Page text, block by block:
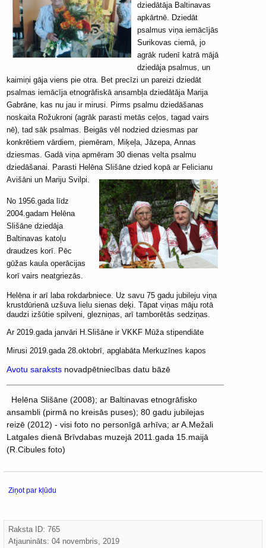
dziedātāja Baltinavas
apkārtnē. Dziedāt
psalmus viņa iemācījās
Surikovas ciemā, jo
agrāk rudenī katrā mājā
dziedāja psalmus, un
kaimiņi gāja viens pie otra. Bet precīzi un pareizi dziedāt
psalmas iemācīja etnogrāfiskā ansambļa dziedātāja Marija
Gabrāne, kas nu jau ir mirusi. Pirms psalmu dziedāšanas
noskaita Rožukroni (agrāk parasti metās ceļos, tagad vairs
nē), tad sāk psalmas. Beigās vēl nodzied dziesmas par
konkrētiem vārdiem, piemēram, Miķeļa, Jāzepa, Annas
dziesmas. Gadā viņa apmēram 30 dienas velta psalmu
dziedāšanai. Parasti Helēna Slišāne dzied kopā ar Felicianu
Avišāni un Mariju Svilpi.
No 1956.gada līdz
2004.gadam Helēna
Slišāne dziedāja
Baltinavas katoļu
draudzes korī. Pēc
gūžas kaula operācijas
korī vairs neatgriezās.
Helēna ir arī laba rokdarbniece. Uz savu 75 gadu jubileju viņa
krustdūrienā uzšuva lielu sienas deķi. Tāpat viņas māju rotā
daudzi izšūtie spilveni, glezniņas, arī tamborētās sedziņas.
Ar 2019.gada janvāri H.Slišāne ir VKKF Mūža stipendiāte
Mirusi 2019.gada 28.oktobrī, apglabāta Merkuzīnes kapos
Avotu saraksts novadpētniecības datu bāzē
Helēna Slišāne (2008); ar Baltinavas etnogrāfisko
ansambli (pirmā no kreisās puses); 80 gadu jubilejas
reizē (2012) - visi foto no personīgā arhīva; ar A.Mežali
Latgales dienā Brīvdabas muzejā 2011.gada 15.maijā
(R.Cibules foto)
Ziņot par kļūdu
Raksta ID: 765
Atjaunināts: 04 novembris, 2019